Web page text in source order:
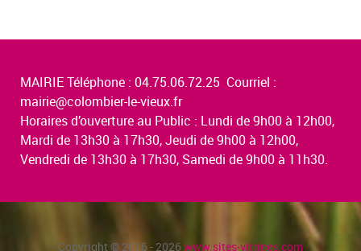
MAIRIE Téléphone : 04.75.06.72.25 Courriel :
mairie@colombier-le-vieux.fr
Horaires d’ouverture au Public : Lundi de 9h00 à 12h00,
Mardi de 13h30 à 17h30, Jeudi de 9h00 à 12h00,
Vendredi de 13h30 à 17h30, Samedi de 9h00 à 11h30.
Copyright © 2016 - 2026www.sites-vitrines.com